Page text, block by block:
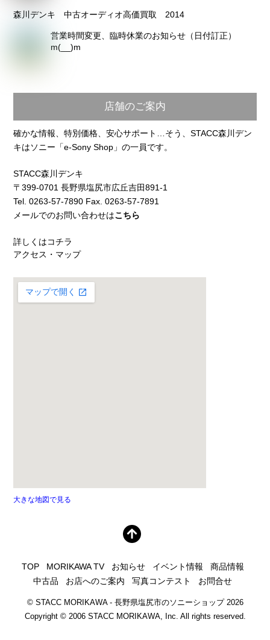
森川デンキ 中古オーディオ高価買取 2014
営業時間変更、臨時休業のお知らせ（日付訂正）
m(__)m
店舗のご案内
確かな情報、特別価格、安心サポート…そう、STACC森川デン
キはソニー「e-Sony Shop」の一員です。
STACC森川デンキ
〒399-0701 長野県塩尻市広丘吉田891-1
Tel. 0263-57-7890 Fax. 0263-57-7891
メールでのお問い合わせはこちら
詳しくはコチラ
アクセス・マップ
大きな地図で見る
TOP MORIKAWA TV お知らせ イベント情報
商品情報
中古品
お店へのご案内 写真コンテスト お問合せ
© STACC MORIKAWA - 長野県塩尻市のソニーショップ2026
Copyright © 2006 STACC MORIKAWA, Inc. All rights reserved.